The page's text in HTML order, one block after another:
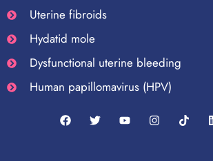
Uterine fibroids
Hydatid mole
Dysfunctional uterine bleeding
Human papillomavirus (HPV)